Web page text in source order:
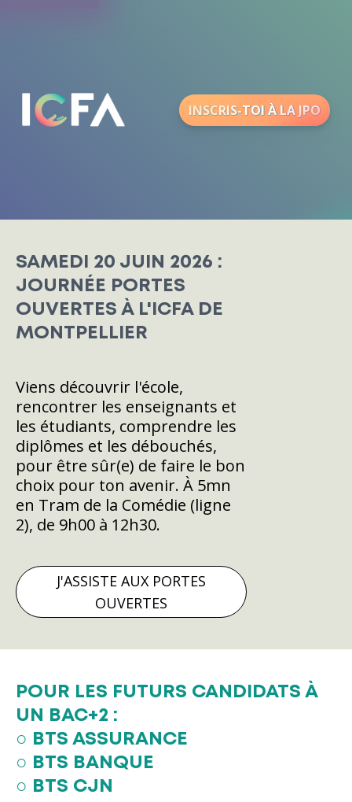
INSCRIS-TOI À LA JPO
SAMEDI 20 JUIN 2026 :
JOURNÉE PORTES
OUVERTES À L'ICFA DE
MONTPELLIER
Viens découvrir l'école,
rencontrer les enseignants et
les étudiants, comprendre les
diplômes et les débouchés,
pour être sûr(e) de faire le bon
choix pour ton avenir. À 5mn
en Tram de la Comédie (ligne
2), de 9h00 à 12h30.
J'ASSISTE AUX PORTES
OUVERTES
POUR LES FUTURS CANDIDATS À
UN BAC+2 :
○ BTS ASSURANCE
○ BTS BANQUE
○ BTS CJN